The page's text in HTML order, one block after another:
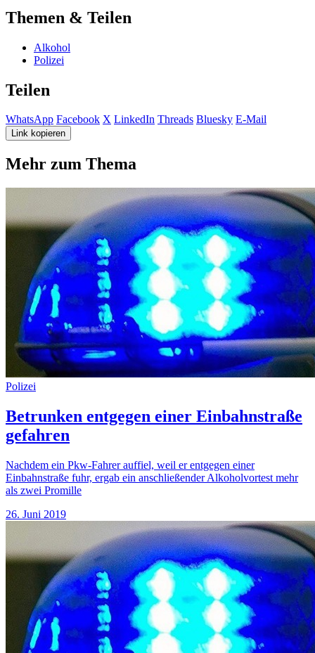
Themen & Teilen
Alkohol
Polizei
Teilen
WhatsApp Facebook X LinkedIn Threads Bluesky E-Mail
Link kopieren
Mehr zum Thema
Polizei
Betrunken entgegen einer Einbahnstraße
gefahren
Nachdem ein Pkw-Fahrer auffiel, weil er entgegen einer
Einbahnstraße fuhr, ergab ein anschließender Alkoholvortest mehr
als zwei Promille
26. Juni 2019